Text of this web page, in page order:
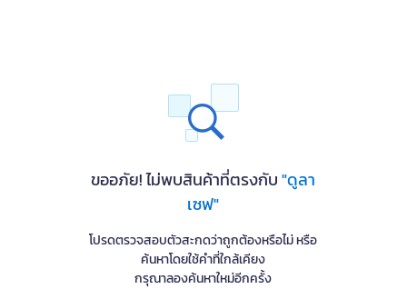
ขออภัย! ไม่พบสินค้าที่ตรงกับ"ดูลา
เซฟ"
โปรดตรวจสอบตัวสะกดว่าถูกต้องหรือไม่ หรือ
ค้นหาโดยใช้คำที่ใกล้เคียง
กรุณาลองค้นหาใหม่อีกครั้ง